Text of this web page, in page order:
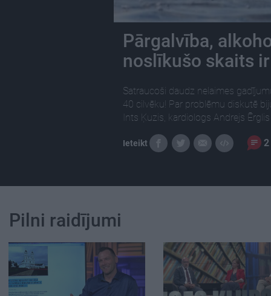
Pārgalvība,
noslīkušo skaits
Satraucoši daudz nelaimes
40 cilvēku! Par problēmu diskutē
Ints Ķuzis, kardiologs Andrejs
Ieteikt 2
Pilni raidījumi